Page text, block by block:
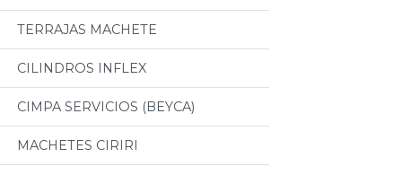
TERRAJAS MACHETE
CILINDROS INFLEX
CIMPA SERVICIOS (BEYCA)
MACHETES CIRIRI